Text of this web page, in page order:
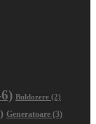
Buldozere (2)
Generatoare (3)